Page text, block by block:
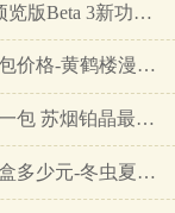
iOS 26.1开发者预览版Beta 3新功能详解…
黄鹤楼漫天游软包价格-黄鹤楼漫天游软包多少钱一盒…
苏烟铂晶多少钱一包 苏烟铂晶最新价格…
冬虫夏草香烟一盒多少元-冬虫夏草香烟一盒多少元2025最新价格…